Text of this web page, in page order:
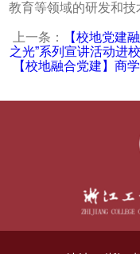
教育等领域的研发和技
上一条：
【校地党建
之光”系列宣讲活动进
【校地融合党建】商